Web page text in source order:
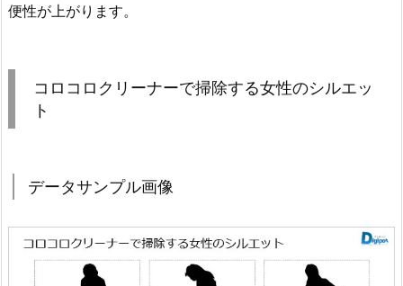
便性が上がります。
コロコロクリーナーで掃除する女性のシルエッ
ト
データサンプル画像